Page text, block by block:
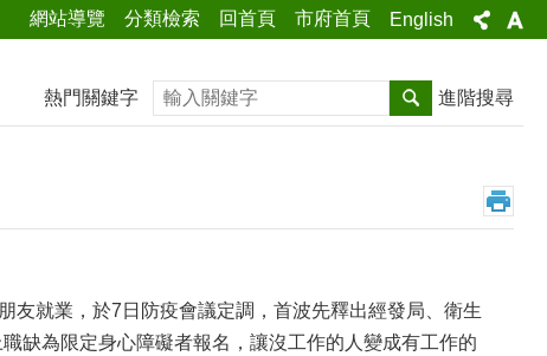
網站導覽 分類檢索 回首頁 市府首頁 English
熱門關鍵字 搜尋 進階搜尋
友就業，於7日防疫會議定調，首波先釋出經發局、衛生
缺為限定身心障礙者報名，讓沒工作的人變成有工作的